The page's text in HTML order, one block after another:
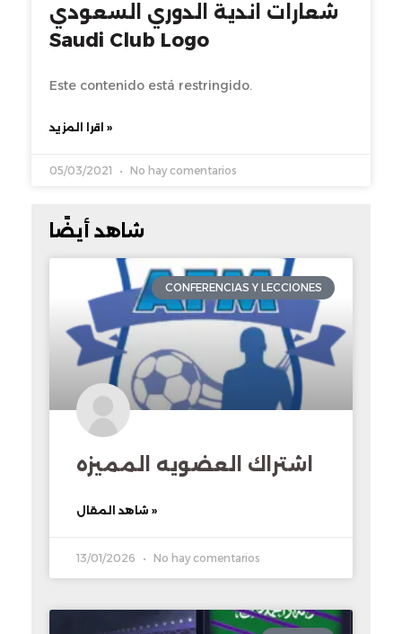
شعارات اندية الدوري السعودي
Saudi Club Logo
Este contenido está restringido.
اقرا المزيد »
05/03/2021 No hay comentarios
شاهد أيضًا
CONFERENCIAS Y LECCIONES
اشتراك العضويه المميزه
شاهد المقال »
13/01/2026 No hay comentarios